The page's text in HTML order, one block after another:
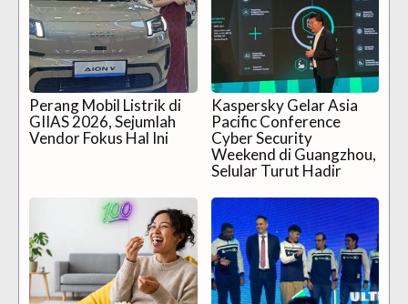
Perang Mobil Listrik di
GIIAS 2026, Sejumlah
Vendor Fokus Hal Ini
Kaspersky Gelar Asia
Pacific Conference
Cyber Security
Weekend di Guangzhou,
Selular Turut Hadir